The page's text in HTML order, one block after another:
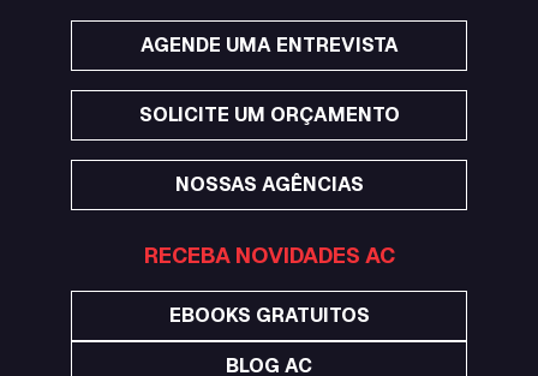
AGENDE UMA ENTREVISTA
SOLICITE UM ORÇAMENTO
NOSSAS AGÊNCIAS
RECEBA NOVIDADES AC
EBOOKS GRATUITOS
BLOG AC